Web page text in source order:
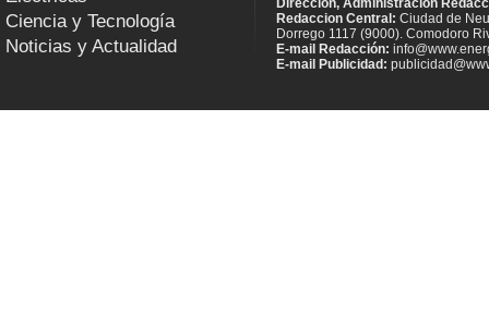
Ciencia y Tecnología
Noticias y Actualidad
Dirección, Administración
Redaccion Central: Ciudad de
Dorrego 1117 (9000). Comodoro
E-mail Redacción:
E-mail Publicidad: